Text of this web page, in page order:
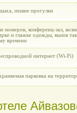
пешие прогулки
номеров, конференц-зал,
и глажке одежды, вызов
времени
интернет (Wi-Fi)
парковка на